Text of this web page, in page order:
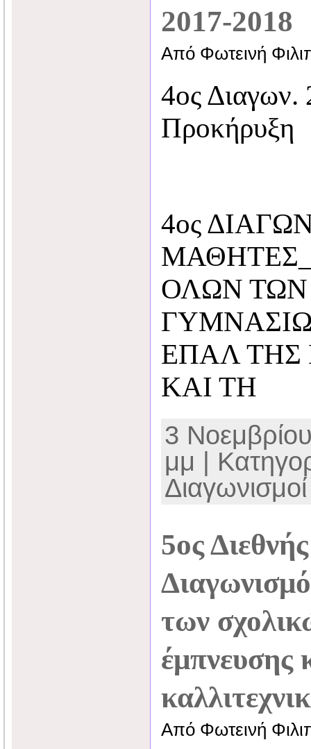
2017-2018
Από Φωτεινή
4ος
Προκήρυξη
4ος
ΟΛΩΝ
ΕΠΑΛ
ΚΑΙ ΤΗ
3
μμ |
Διαγωνισμοί
5ος
των
έμπνευσης
Από Φωτεινή